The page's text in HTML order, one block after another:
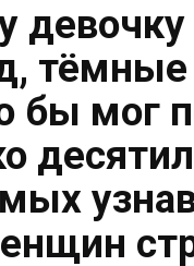
тёмные
бы мог